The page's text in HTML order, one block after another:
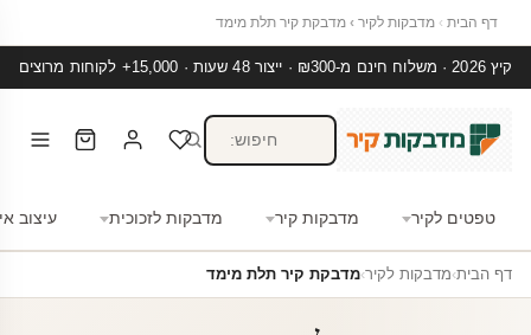
דף הבית › מדבקות לקיר › מדבקת קיר תלת מימד
קיץ 2026 · משלוח חינם מ-₪300 · ייצור 48 שעות · 15,000+ לקוחות מרוצים
טפטים לקיר מדבקות קיר מדבקות לזכוכית עיצוב
דף הבית›מדבקות לקיר›מדבקת קיר תלת מימד